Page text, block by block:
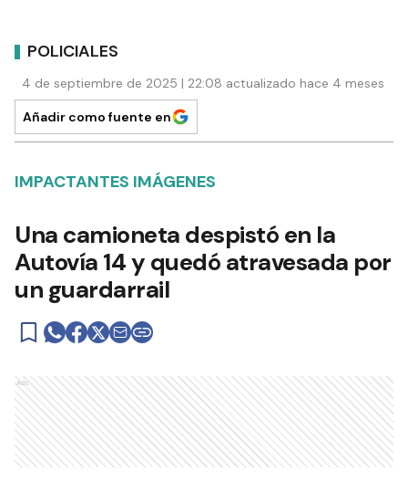
POLICIALES
4 de septiembre de 2025 | 22:08 actualizado hace 4 meses
Añadir como fuente en
IMPACTANTES IMÁGENES
Una camioneta despistó en la
Autovía 14 y quedó atravesada por
un guardarrail
Ads